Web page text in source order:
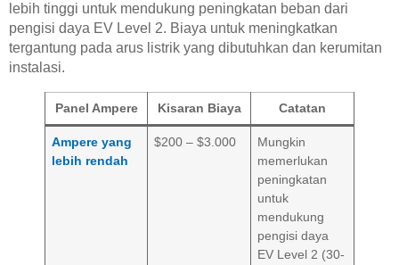
lebih tinggi untuk mendukung peningkatan beban dari
pengisi daya EV Level 2. Biaya untuk meningkatkan
tergantung pada arus listrik yang dibutuhkan dan kerumitan
instalasi.
Panel Ampere Kisaran Biaya Catatan
Ampere yang
lebih rendah
$200 – $3.000
Mungkin
memerlukan
peningkatan
untuk
mendukung
pengisi daya
EV Level 2 (30-